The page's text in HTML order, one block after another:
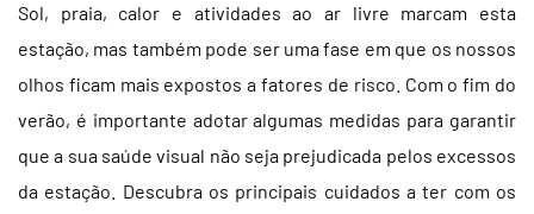
Sol, praia, calor e atividades ao ar livre marcam esta
estação, mas também pode ser uma fase em que os nossos
olhos ficam mais expostos a fatores de risco. Com o fim do
verão, é importante adotar algumas medidas para garantir
que a sua saúde visual não seja prejudicada pelos excessos
da estação. Descubra os principais cuidados a ter com os